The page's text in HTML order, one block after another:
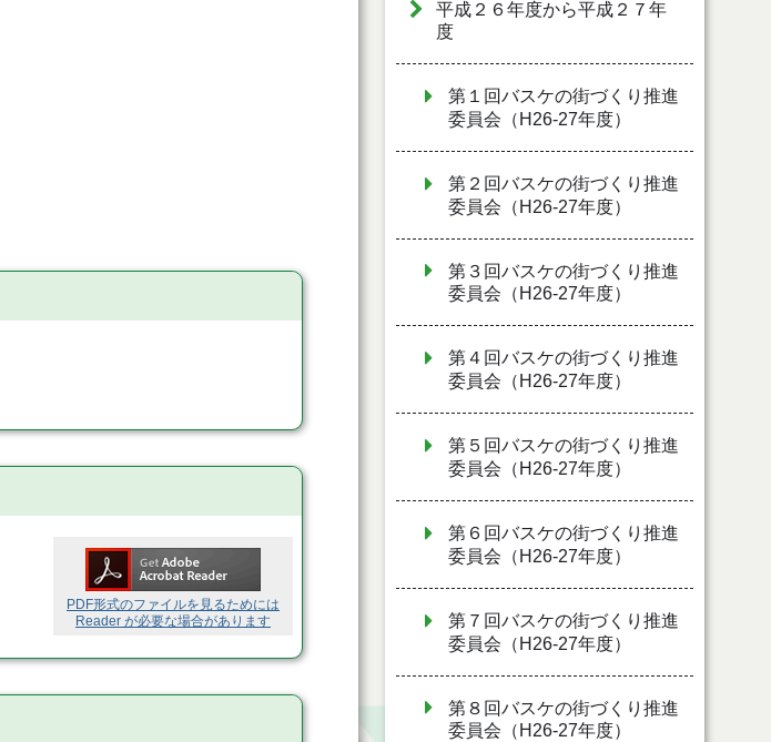
PDF形式のファイルを見るためには
Reader が必要な場合があります
平成２６年度から平成２７年
度
第１回バスケの街づくり推進
委員会（H26-27年度）
第２回バスケの街づくり推進
委員会（H26-27年度）
第３回バスケの街づくり推進
委員会（H26-27年度）
第４回バスケの街づくり推進
委員会（H26-27年度）
第５回バスケの街づくり推進
委員会（H26-27年度）
第６回バスケの街づくり推進
委員会（H26-27年度）
第７回バスケの街づくり推進
委員会（H26-27年度）
第８回バスケの街づくり推進
委員会（H26-27年度）